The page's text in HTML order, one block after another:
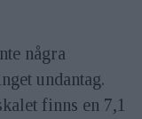
några
undantag.
finns en 7,1